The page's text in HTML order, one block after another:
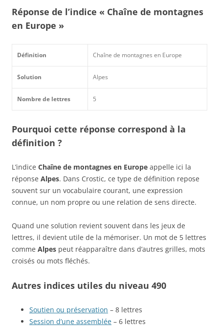
Réponse de l’indice « Chaîne de montagnes
en Europe »
Définition Chaîne de montagnes en Europe
Solution Alpes
Nombre de lettres 5
Pourquoi cette réponse correspond à la
définition ?
L’indice Chaîne de montagnes en Europe appelle ici la
réponse Alpes. Dans Crostic, ce type de définition repose
souvent sur un vocabulaire courant, une expression
connue, un nom propre ou une relation de sens directe.
Quand une solution revient souvent dans les jeux de
lettres, il devient utile de la mémoriser. Un mot de 5 lettres
comme Alpes peut réapparaître dans d’autres grilles, mots
croisés ou mots fléchés.
Autres indices utiles du niveau 490
Soutien ou préservation – 8 lettres
Session d’une assemblée – 6 lettres